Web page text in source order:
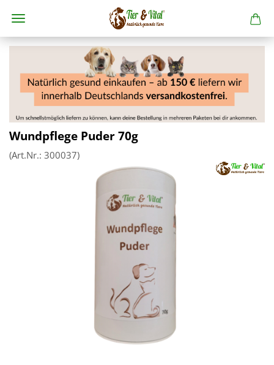
Wundpflege Puder 70g
(Art.Nr.: 300037)